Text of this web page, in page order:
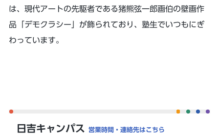
は、現代アートの先駆者である猪熊弦一郎画伯の壁画作
品「デモクラシー」が飾られており、塾生でいつもにぎ
わっています。
日吉キャンパス 営業時間・連絡先はこちら